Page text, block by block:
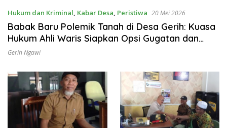
Hukum dan Kriminal, Kabar Desa, Peristiwa 20 Mei 2026
Babak Baru Polemik Tanah di Desa Gerih: Kuasa
Hukum Ahli Waris Siapkan Opsi Gugatan dan
Audiensi ke Bupati
Gerih Ngawi